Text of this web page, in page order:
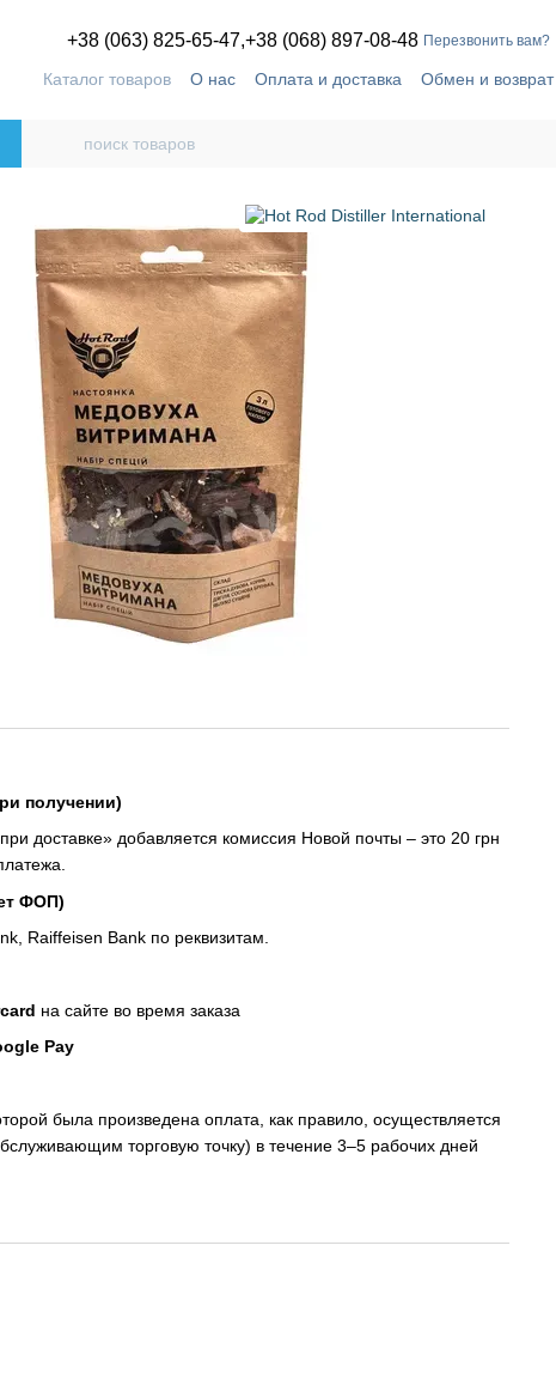
+38 (063) 825-65-47,+38 (068) 897-08-48 Перезвонить вам?
Каталог товаров О нас Оплата и доставка Обмен и возврат
получении)
доставке» добавляется комиссия Новой почты – это 20 грн
ФОП)
Raiffeisen Bank по реквизитам.
на сайте во время заказа
Pay
была произведена оплата, как правило, осуществляется
торговую точку) в течение 3–5 рабочих дней